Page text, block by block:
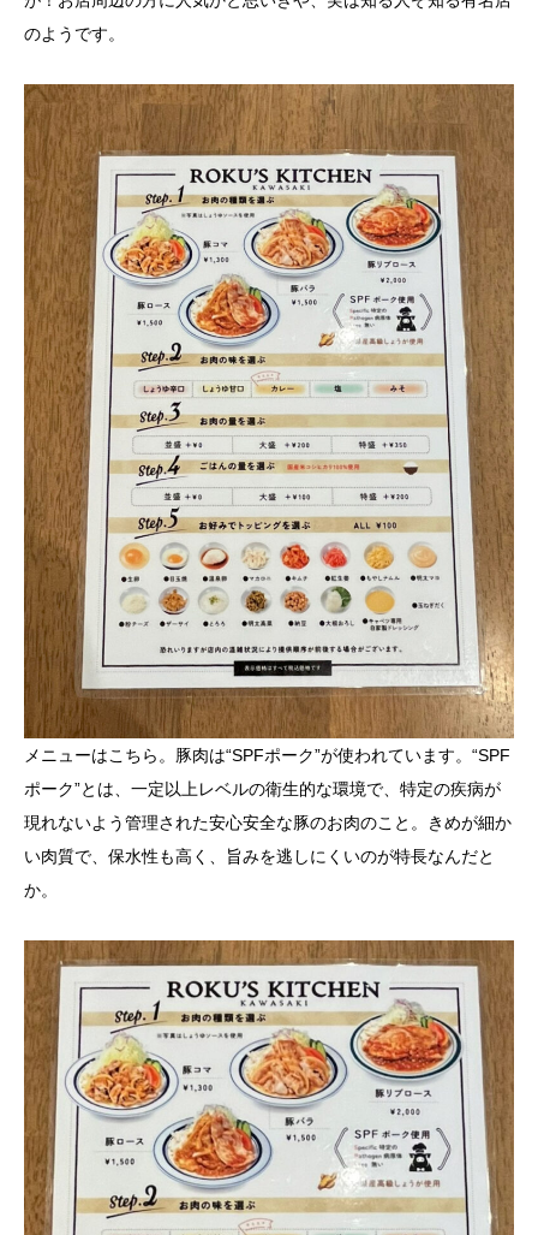
のようです。
メニューはこちら。豚肉は“SPFポーク”が使われています。“SPF
ポーク”とは、一定以上レベルの衛生的な環境で、特定の疾病が
現れないよう管理された安心安全な豚のお肉のこと。きめが細か
い肉質で、保水性も高く、旨みを逃しにくいのが特長なんだと
か。